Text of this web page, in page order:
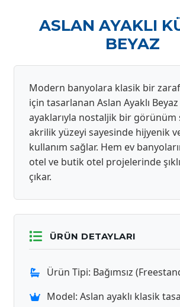
ASLAN AYAKLI
BEYAZ
Modern banyolara klasik bir
için tasarlanan Aslan Ayaklı
ayaklarıyla nostaljik bir görünüm
akrilik yüzeyi sayesinde hijyenik
kullanım sağlar. Hem ev
otel ve butik otel projelerinde
çıkar.
ÜRÜN DETAYLARI
Ürün Tipi: Bağımsız
Model: Aslan ayaklı klasik